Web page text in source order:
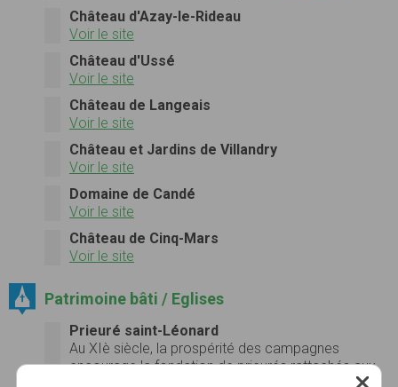
Château d'Azay-le-Rideau
Voir le site
Château d'Ussé
Voir le site
Château de Langeais
Voir le site
Château et Jardins de Villandry
Voir le site
Domaine de Candé
Voir le site
Château de Cinq-Mars
Voir le site
Patrimoine bâti / Eglises
Prieuré saint-Léonard
Au XIè siè­cle, la prospérité des cam­pagnes
encour­age la fon­da­tion de prieurés rat­tachés aux